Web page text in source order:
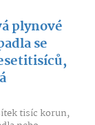
plynové
se
tisíc korun,